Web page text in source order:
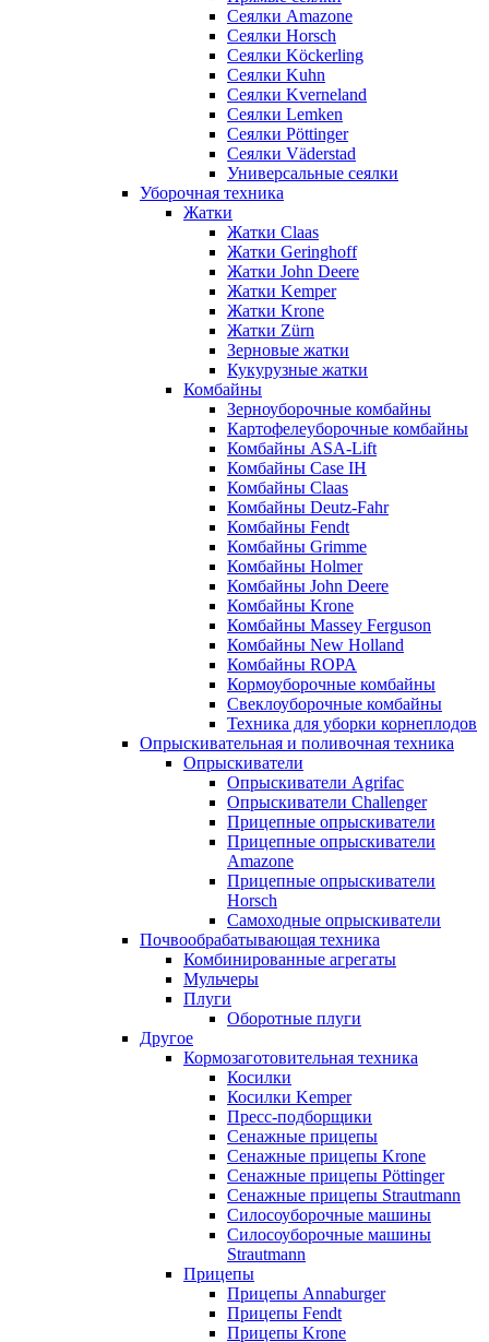
Сеялки Amazone
Сеялки Horsch
Сеялки Köckerling
Сеялки Kuhn
Сеялки Kverneland
Сеялки Lemken
Сеялки Pöttinger
Сеялки Väderstad
Универсальные сеялки
Уборочная техника
Жатки
Жатки Claas
Жатки Geringhoff
Жатки John Deere
Жатки Kemper
Жатки Krone
Жатки Zürn
Зерновые жатки
Кукурузные жатки
Комбайны
Зерноуборочные комбайны
Картофелеуборочные комбайны
Комбайны ASA-Lift
Комбайны Case IH
Комбайны Claas
Комбайны Deutz-Fahr
Комбайны Fendt
Комбайны Grimme
Комбайны Holmer
Комбайны John Deere
Комбайны Krone
Комбайны Massey Ferguson
Комбайны New Holland
Комбайны ROPA
Кормоуборочные комбайны
Свеклоуборочные комбайны
Техника для уборки корнеплодов
Опрыскивательная и поливочная техника
Опрыскиватели
Опрыскиватели Agrifac
Опрыскиватели Challenger
Прицепные опрыскиватели
Прицепные опрыскиватели
Amazone
Прицепные опрыскиватели
Horsch
Самоходные опрыскиватели
Почвообрабатывающая техника
Комбинированные агрегаты
Мульчеры
Плуги
Оборотные плуги
Другое
Кормозаготовительная техника
Косилки
Косилки Kemper
Пресс-подборщики
Сенажные прицепы
Сенажные прицепы Krone
Сенажные прицепы Pöttinger
Сенажные прицепы Strautmann
Силосоуборочные машины
Силосоуборочные машины
Strautmann
Прицепы
Прицепы Annaburger
Прицепы Fendt
Прицепы Krone